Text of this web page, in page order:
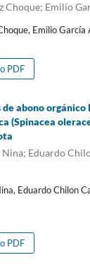
Choque; Emilio
Emilio García
PDF
abono
(Spinacea
Eduardo
Eduardo Chilon
PDF